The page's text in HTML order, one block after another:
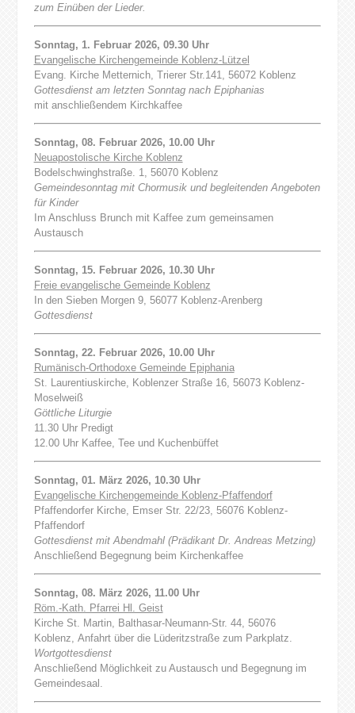
zum Einüben der Lieder.
Sonntag, 1. Februar 2026, 09.30 Uhr
Evangelische Kirchengemeinde Koblenz-Lützel
Evang. Kirche Metternich, Trierer Str.141, 56072 Koblenz
Gottesdienst am letzten Sonntag nach Epiphanias
mit anschließendem Kirchkaffee
Sonntag, 08. Februar 2026, 10.00 Uhr
Neuapostolische Kirche Koblenz
Bodelschwinghstraße. 1, 56070 Koblenz
Gemeindesonntag mit Chormusik und begleitenden Angeboten
für Kinder
Im Anschluss Brunch mit Kaffee zum gemeinsamen
Austausch
Sonntag, 15. Februar 2026, 10.30 Uhr
Freie evangelische Gemeinde Koblenz
In den Sieben Morgen 9, 56077 Koblenz-Arenberg
Gottesdienst
Sonntag, 22. Februar 2026, 10.00 Uhr
Rumänisch-Orthodoxe Gemeinde Epiphania
St. Laurentiuskirche, Koblenzer Straße 16, 56073 Koblenz-
Moselweiß
Göttliche Liturgie
11.30 Uhr Predigt
12.00 Uhr Kaffee, Tee und Kuchenbüffet
Sonntag, 01. März 2026, 10.30 Uhr
Evangelische Kirchengemeinde Koblenz-Pfaffendorf
Pfaffendorfer Kirche, Emser Str. 22/23, 56076 Koblenz-
Pfaffendorf
Gottesdienst mit Abendmahl (Prädikant Dr. Andreas Metzing)
Anschließend Begegnung beim Kirchenkaffee
Sonntag, 08. März 2026, 11.00 Uhr
Röm.-Kath. Pfarrei Hl. Geist
Kirche St. Martin, Balthasar-Neumann-Str. 44, 56076
Koblenz, Anfahrt über die Lüderitzstraße zum Parkplatz.
Wortgottesdienst
Anschließend Möglichkeit zu Austausch und Begegnung im
Gemeindesaal.